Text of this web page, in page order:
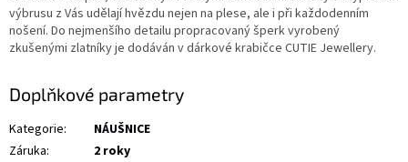
výbrusu z Vás udělají hvězdu nejen na plese, ale i při každodenním
nošení. Do nejmenšího detailu propracovaný šperk vyrobený
zkušenými zlatníky je dodáván v dárkové krabičce CUTIE Jewellery.
Doplňkové parametry
Kategorie:
NÁUŠNICE
Záruka:
2 roky